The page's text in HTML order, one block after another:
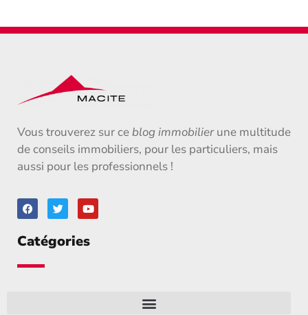
Vous trouverez sur ceblog immobilierune multitude
de conseils immobiliers, pour les particuliers, mais
aussi pour les professionnels !
Catégories